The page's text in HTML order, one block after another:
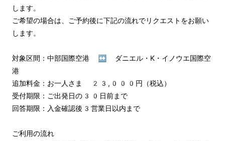
します。
ご希望の場合は、ご予約後に下記の流れでリクエストをお願い
します。
対象区間：中部国際空港 ↔︎ ダニエル・K・イノウエ国際空
港
追加料金：お一人さま 23,000円（税込）
受付期限：ご出発日の30日前まで
回答期限：入金確認後3営業日以内まで
ご利用の流れ